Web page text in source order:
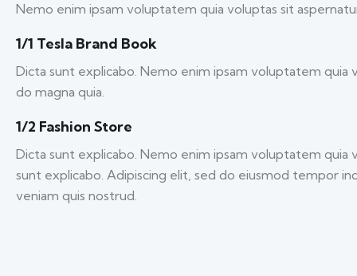
Nemo enim ipsam voluptatem quia voluptas sit
1/1 Tesla Brand Book
Dicta sunt explicabo. Nemo enim ipsam voluptatem
do magna quia.
1/2 Fashion Store
Dicta sunt explicabo. Nemo enim ipsam voluptatem
sunt explicabo. Adipiscing elit, sed do eiusmod tempor
veniam quis nostrud.